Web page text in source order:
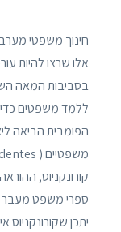
חינוך משפטי
אלו שרצו להיות
בסביבות המאה
ללמד משפטים
הפומבית הביאה
קורונקניוס,
ספרי משפט מעבר
יתכן